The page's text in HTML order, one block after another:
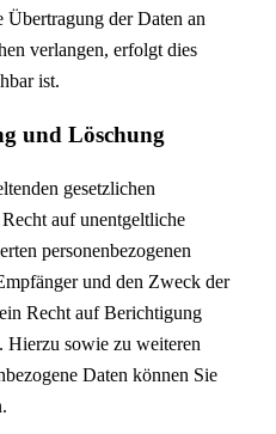
Übertragung der Daten an
verlangen, erfolgt dies
ist.
und Löschung
gesetzlichen
auf unentgeltliche
personenbezogenen
und den Zweck der
Recht auf Berichtigung
Hierzu sowie zu weiteren
Daten können Sie